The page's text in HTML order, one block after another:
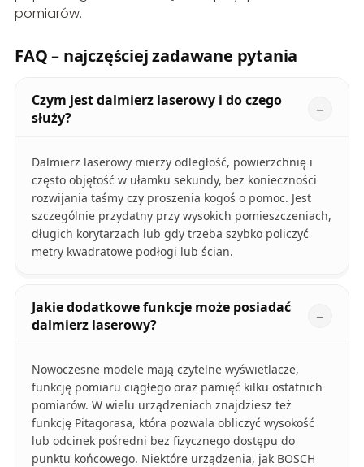
pomiarów.
FAQ – najczęściej zadawane pytania
Czym jest dalmierz laserowy i do czego
służy?
Dalmierz laserowy mierzy odległość, powierzchnię i
często objętość w ułamku sekundy, bez konieczności
rozwijania taśmy czy proszenia kogoś o pomoc. Jest
szczególnie przydatny przy wysokich pomieszczeniach,
długich korytarzach lub gdy trzeba szybko policzyć
metry kwadratowe podłogi lub ścian.
Jakie dodatkowe funkcje może posiadać
dalmierz laserowy?
Nowoczesne modele mają czytelne wyświetlacze,
funkcję pomiaru ciągłego oraz pamięć kilku ostatnich
pomiarów. W wielu urządzeniach znajdziesz też
funkcję Pitagorasa, która pozwala obliczyć wysokość
lub odcinek pośredni bez fizycznego dostępu do
punktu końcowego. Niektóre urządzenia, jak BOSCH